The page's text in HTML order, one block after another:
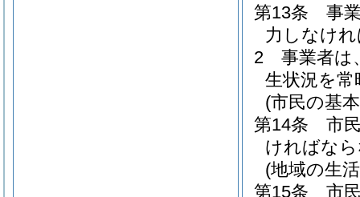
第13条
事
力しなけ
2
事業者は
生状況を
(市民の基
第14条
市
ければな
(地域の生
第15条
市